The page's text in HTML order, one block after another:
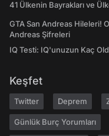
41 Ülkenin Bayrakları ve
GTA San Andreas Hileleri!
Andreas Şifreleri
IQ Testi: IQ'unuzun Kaç
Keşfet
Twitter Deprem
Günlük Burç Yorumları